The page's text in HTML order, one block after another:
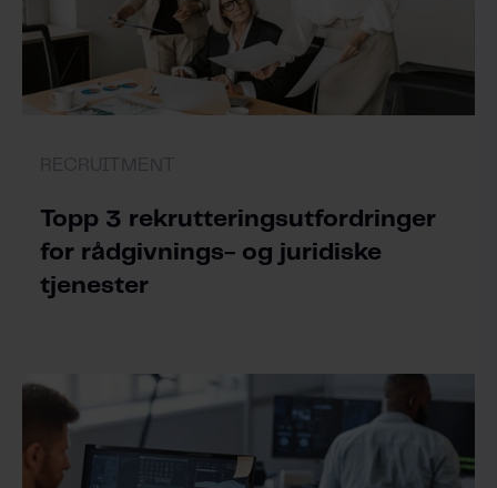
Topp 3 rekrutteringsutfordringer
for rådgivnings- og juridiske
tjenester